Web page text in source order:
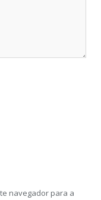
navegador para a